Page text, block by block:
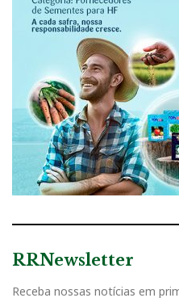
RRNewsletter
Receba nossas notícias em